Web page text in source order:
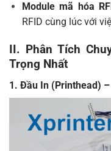
Module mã hóa
RFID cùng lúc với
II. Phân Tích
Trọng Nhất
1. Đầu In (Printhead)